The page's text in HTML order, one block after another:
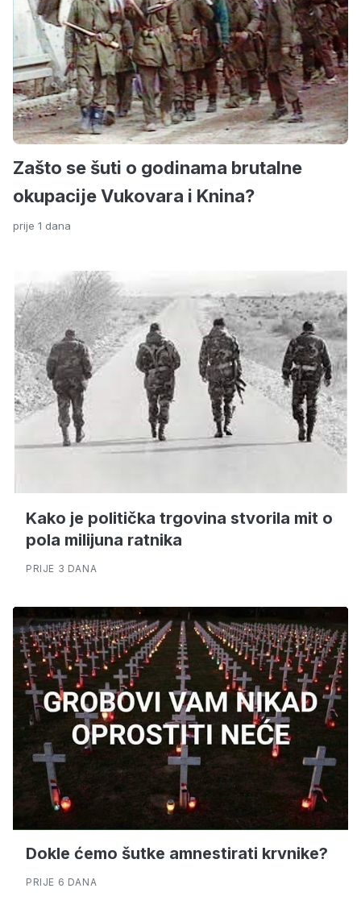
Zašto se šuti o godinama brutalne
okupacije Vukovara i Knina?
prije 1 dana
Kako je politička trgovina stvorila mit o
pola milijuna ratnika
PRIJE 3 DANA
Dokle ćemo šutke amnestirati krvnike?
PRIJE 6 DANA